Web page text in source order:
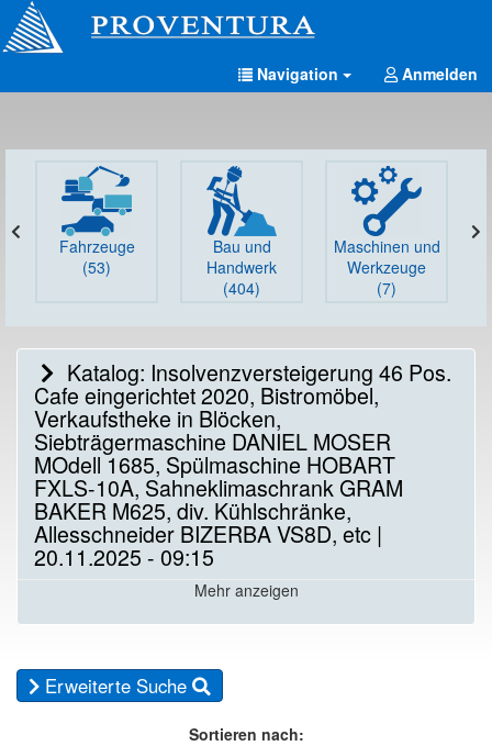
Navigation Anmelden
Fahrzeuge
(53)
Bau und
Handwerk
(404)
Maschinen und
Werkzeuge
(7)
Katalog: Insolvenzversteigerung 46 Pos.
Cafe eingerichtet 2020, Bistromöbel,
Verkaufstheke in Blöcken,
Siebträgermaschine DANIEL MOSER
MOdell 1685, Spülmaschine HOBART
FXLS-10A, Sahneklimaschrank GRAM
BAKER M625, div. Kühlschränke,
Allesschneider BIZERBA VS8D, etc |
20.11.2025 - 09:15
Mehr anzeigen
Erweiterte Suche
Sortieren nach: